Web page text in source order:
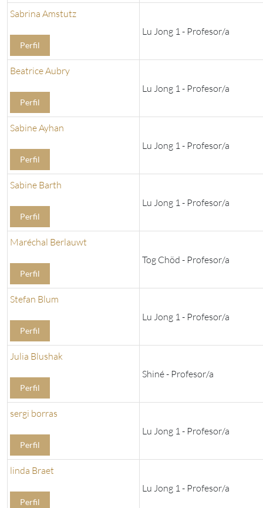
Sabrina Amstutz
Perfil
Lu Jong 1 - Profesor/a
Beatrice Aubry
Perfil
Lu Jong 1 - Profesor/a
Sabine Ayhan
Perfil
Lu Jong 1 - Profesor/a
Sabine Barth
Perfil
Lu Jong 1 - Profesor/a
Maréchal Berlauwt
Perfil
Tog Chöd - Profesor/a
Stefan Blum
Perfil
Lu Jong 1 - Profesor/a
Julia Blushak
Perfil
Shiné - Profesor/a
sergi borras
Perfil
Lu Jong 1 - Profesor/a
linda Braet
Perfil
Lu Jong 1 - Profesor/a